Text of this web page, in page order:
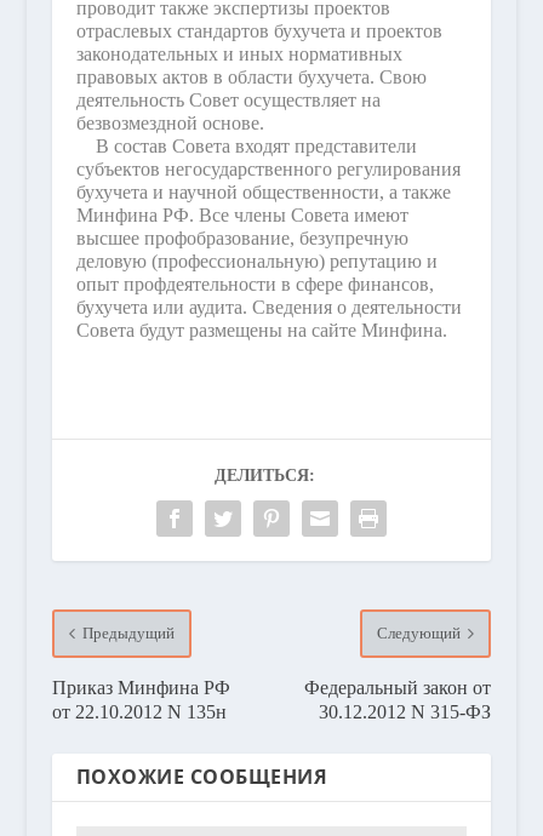
проводит также экспертизы проектов
отраслевых стандартов бухучета и проектов
законодательных и иных нормативных
правовых актов в области бухучета. Свою
деятельность Совет осуществляет на
безвозмездной основе.
В состав Совета входят представители
субъектов негосударственного регулирования
бухучета и научной общественности, а также
Минфина РФ. Все члены Совета имеют
высшее профобразование, безупречную
деловую (профессиональную) репутацию и
опыт профдеятельности в сфере финансов,
бухучета или аудита. Сведения о деятельности
Совета будут размещены на сайте Минфина.
ДЕЛИТЬСЯ:
Предыдущий
Приказ Минфина РФ
от 22.10.2012 N 135н
Следующий
Федеральный закон от
30.12.2012 N 315-ФЗ
ПОХОЖИЕ СООБЩЕНИЯ